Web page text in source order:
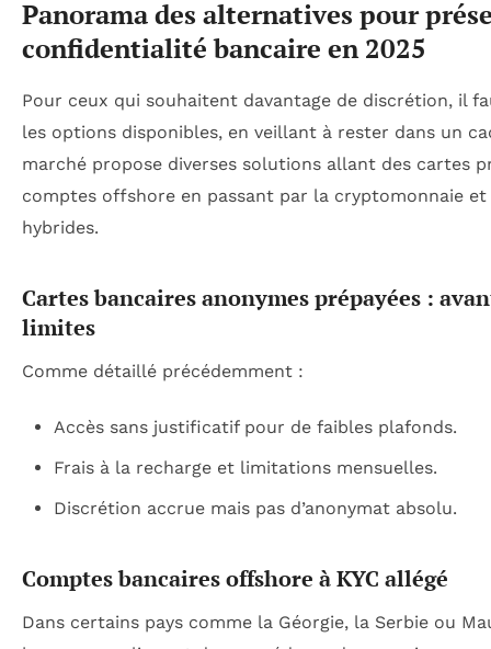
Panorama des alternatives pour
confidentialité bancaire en 2025
Pour ceux qui souhaitent davantage de discrétion, il
les options disponibles, en veillant à rester dans un
marché propose diverses solutions allant des cartes
comptes offshore en passant par la cryptomonnaie et
hybrides.
Cartes bancaires anonymes prépayées :
limites
Comme détaillé précédemment :
Accès sans justificatif pour de faibles plafonds.
Frais à la recharge et limitations mensuelles.
Discrétion accrue mais pas d’anonymat absolu.
Comptes bancaires offshore à KYC allégé
Dans certains pays comme la Géorgie, la Serbie ou